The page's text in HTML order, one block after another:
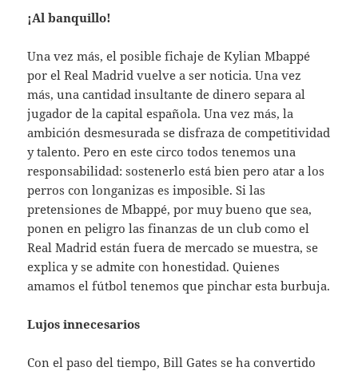
¡Al banquillo!
Una vez más, el posible fichaje de Kylian Mbappé
por el Real Madrid vuelve a ser noticia. Una vez
más, una cantidad insultante de dinero separa al
jugador de la capital española. Una vez más, la
ambición desmesurada se disfraza de competitividad
y talento. Pero en este circo todos tenemos una
responsabilidad: sostenerlo está bien pero atar a los
perros con longanizas es imposible. Si las
pretensiones de Mbappé, por muy bueno que sea,
ponen en peligro las finanzas de un club como el
Real Madrid están fuera de mercado se muestra, se
explica y se admite con honestidad. Quienes
amamos el fútbol tenemos que pinchar esta burbuja.
Lujos innecesarios
Con el paso del tiempo, Bill Gates se ha convertido